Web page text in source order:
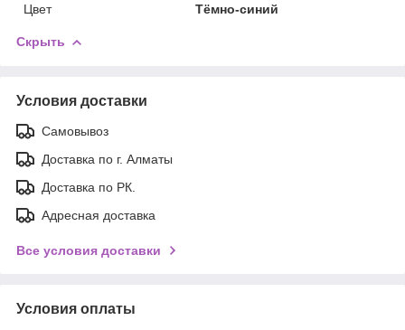
Цвет Тёмно-синий
Скрыть
Условия доставки
Самовывоз
Доставка по г. Алматы
Доставка по РК.
Адресная доставка
Все условия доставки
Условия оплаты